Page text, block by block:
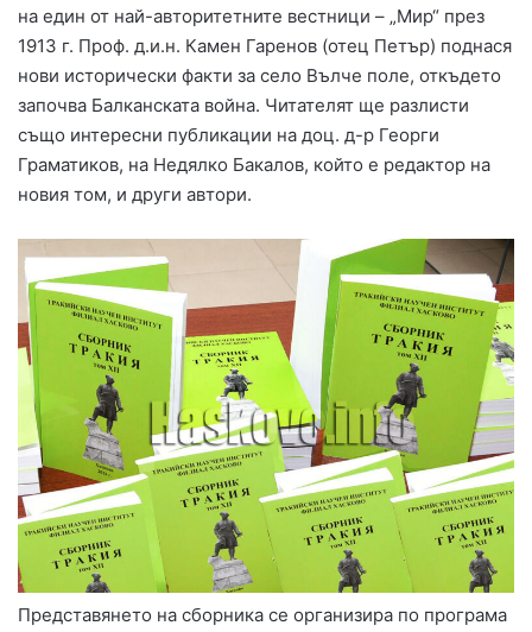
на един от най-авторитетните вестници – „Мир“ през
1913 г. Проф. д.и.н. Камен Гаренов (отец Петър) поднася
нови исторически факти за село Вълче поле, откъдето
започва Балканската война. Читателят ще разлисти
също интересни публикации на доц. д-р Георги
Граматиков, на Недялко Бакалов, който е редактор на
новия том, и други автори.
Представянето на сборника се организира по програма